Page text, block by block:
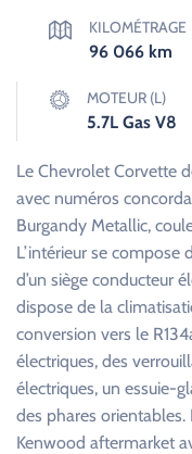
KILOMÉTRAGE
96 066 km
MOTEUR (L)
5.7L Gas V8
Le Chevrolet Corvette
avec numéros
Burgandy Metallic,
L’intérieur se compose
d’un siège conducteur
dispose de la
conversion vers le
électriques, des
électriques, un essuie-
des phares orientables.
Kenwood aftermarket